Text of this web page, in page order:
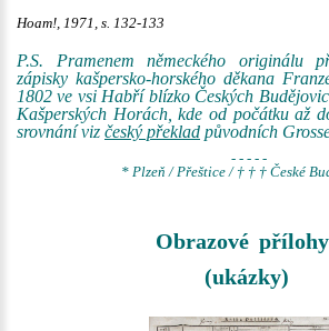
Hoam!, 1971, s. 132-133
P.S. Pramenem německého originálu
zápisky kašpersko-horského děkana
1802 ve vsi Habří blízko Českých
Kašperských Horách, kde od počátku až
srovnání viz český překlad původních
- - - - -
* Plzeň / Přeštice / † † † České
Obrazové
(ukázky)